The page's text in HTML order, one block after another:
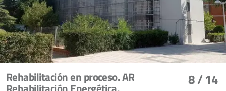
8/ 14
Rehabilitación en proceso. AR